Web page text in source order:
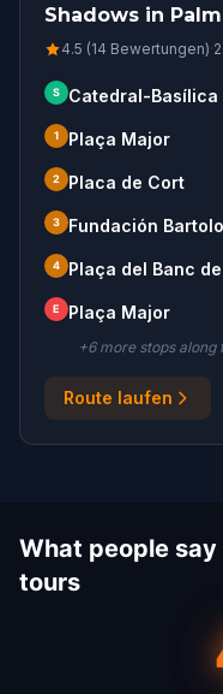
Shadows in
4.5 (14 Bewertungen)·
S Catedral-Basílica
1 Plaça Major
2 Placa de Cort
3 Fundación
4 Plaça del Banc
E Plaça Major
+6more stopsalong
Route laufen
What people
tours